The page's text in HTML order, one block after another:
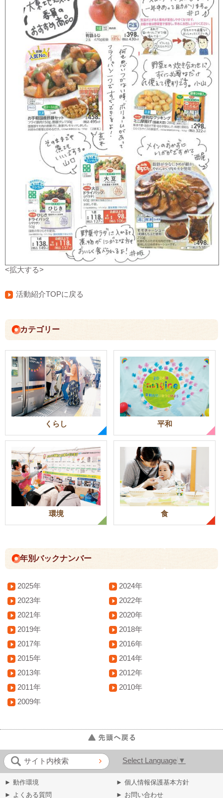
<拡大する>
活動紹介TOPに戻る
カテゴリー
くらし 平和
環境 食
年別バックナンバー
2025年
2024年
2023年
2022年
2021年
2020年
2019年
2018年
2017年
2016年
2015年
2014年
2013年
2012年
2011年
2010年
2009年
サイト内検索 Select Language ▼
► 動作環境
► 個人情報保護基本方針
► よくある質問
► お問い合わせ